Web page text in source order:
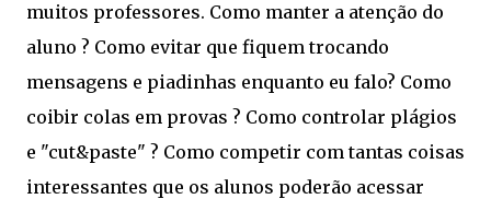
muitos professores. Como manter a atenção do
aluno ? Como evitar que fiquem trocando
mensagens e piadinhas enquanto eu falo? Como
coibir colas em provas ? Como controlar plágios
e "cut&paste" ? Como competir com tantas coisas
interessantes que os alunos poderão acessar